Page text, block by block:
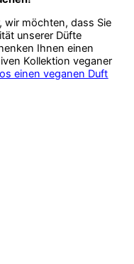
wir möchten, dass Sie
unserer Düfte
Ihnen einen
Kollektion veganer
einen veganen Duft